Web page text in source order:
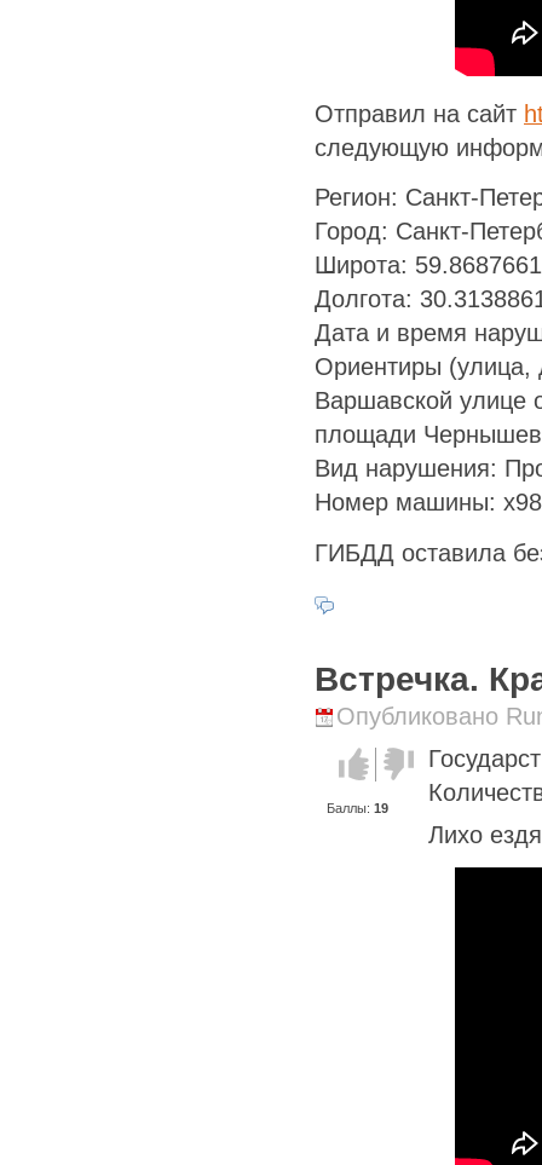
Отправил на сайт
следующую
Регион: Санкт-
Город: Санкт-
Широта:
Долгота:
Дата и время
Ориентиры (улица,
Варшавской улице
площади
Вид нарушения:
Номер машины:
ГИБДД оставила
Встречка.
Опубликовано
Голос за!Голос
против!
Баллы: 19
Лихо